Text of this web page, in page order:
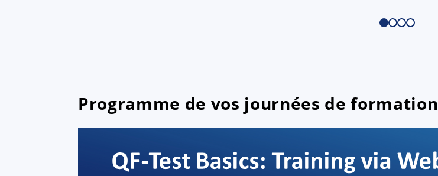
Programme de vos journées de formation